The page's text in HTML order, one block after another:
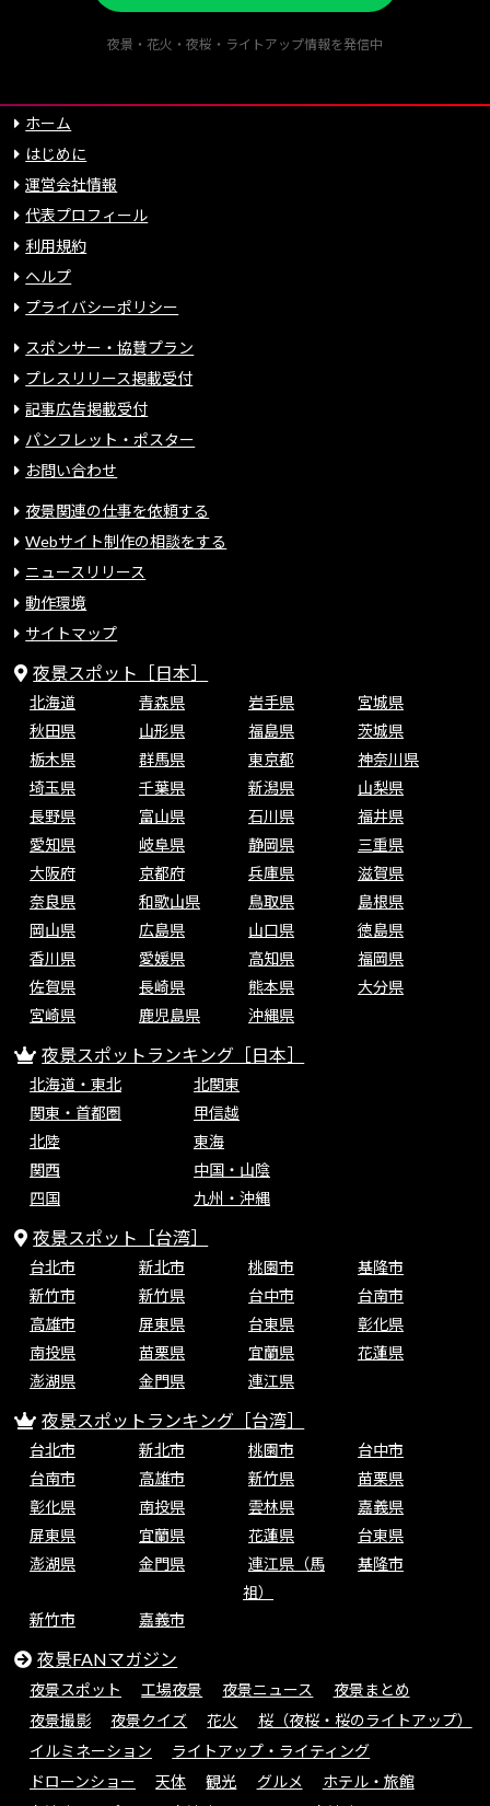
夜景・花火・夜桜・ライトアップ情報を発信中
ホーム
はじめに
運営会社情報
代表プロフィール
利用規約
ヘルプ
プライバシーポリシー
スポンサー・協賛プラン
プレスリリース掲載受付
記事広告掲載受付
パンフレット・ポスター
お問い合わせ
夜景関連の仕事を依頼する
Webサイト制作の相談をする
ニュースリリース
動作環境
サイトマップ
夜景スポット［日本］
北海道 青森県 岩手県
宮城県
秋田県
山形県 福島県
茨城県
栃木県
群馬県 東京都
神奈川県
埼玉県
千葉県 新潟県
山梨県
長野県
富山県 石川県
福井県
愛知県
岐阜県 静岡県
三重県
大阪府
京都府 兵庫県
滋賀県
奈良県
和歌山県 鳥取県
島根県
岡山県
広島県 山口県
徳島県
香川県
愛媛県 高知県
福岡県
佐賀県
長崎県 熊本県
大分県
宮崎県
鹿児島県 沖縄県
夜景スポットランキング［日本］
北海道・東北
北関東
関東・首都圏
甲信越
北陸
東海
関西
中国・山陰
四国
九州・沖縄
夜景スポット［台湾］
台北市 新北市 桃園市
基隆市
新竹市
新竹県 台中市
台南市
高雄市
屏東県 台東県
彰化県
南投県
苗栗県 宜蘭県
花蓮県
澎湖県
金門県 連江県
夜景スポットランキング［台湾］
台北市 新北市 桃園市
台中市
台南市
高雄市 新竹県
苗栗県
彰化県
南投県 雲林県
嘉義県
屏東県
宜蘭県 花蓮県
台東県
澎湖県
金門県
連江県（馬
祖）
基隆市
新竹市 嘉義市
夜景FANマガジン
夜景スポット 工場夜景 夜景ニュース
夜景まとめ
夜景撮影
夜景クイズ 花火
桜（夜桜・桜のライトアップ）
イルミネーション
ライトアップ・ライティング
ドローンショー
天体 観光 グルメ
ホテル・旅館